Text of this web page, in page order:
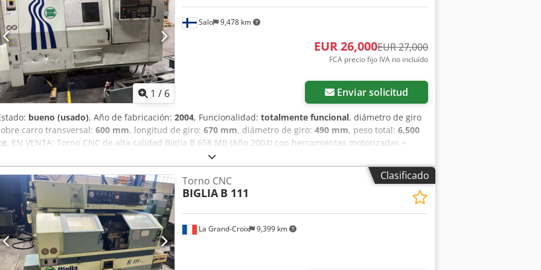
COMPLETO CON: - Extractor de virutas
1 / 6
Salo 9,478 km
EUR 26,000EUR 27,000
FCA precio fijo IVA no incluído
Enviar solicitud
bueno (usado), Año de fabricación: 2004, Funcionalidad: totalmente funcional, diámetro de giro
carro transversal: 600 mm, longitud de giro: 670 mm, diámetro de giro: 490 mm, peso total: 6,500
, EN VENTA: Torno CNC de alta calidad Biglia B 658 MB (Año 2004) con herramientas motorizadas +
alimentador de barras KID 70 ¿Busca una máquina fiable y robusta para trabajos de metal? Se vende
CNC Biglia B 658 MB en buen estado y completamente funcional. La máquina está equipada con
motorizadas, contrapunto automático, control Fanuc de alta fiabilidad e incluye alimentador
automático de barras. El paquete completo está disponible para entrega inmediata desde almacén.
general Fabricante: Biglia (Italia) Modelo: B 658 MB Año de fabricación: 2004 Control CNC:
FANUC Serie 18i-TB Estado: Bueno, totalmente operativo Disponibilidad: En almacén --- Características
principales (Torno) Diámetro máximo de torneado: 380 mm Longitud máxima de torneado: 650
Diámetro máximo de barra/material: 80 mm Paso máximo: 620 mm Rango de velocidad del husillo:
rpm Potencia motriz del husillo: 26/22 kW Extremo del husillo: ASA 8″ Diámetro del agujero del
Clasificado
La Grand-Croix 9,399 km
Torno CNC
BIGLIA B 111